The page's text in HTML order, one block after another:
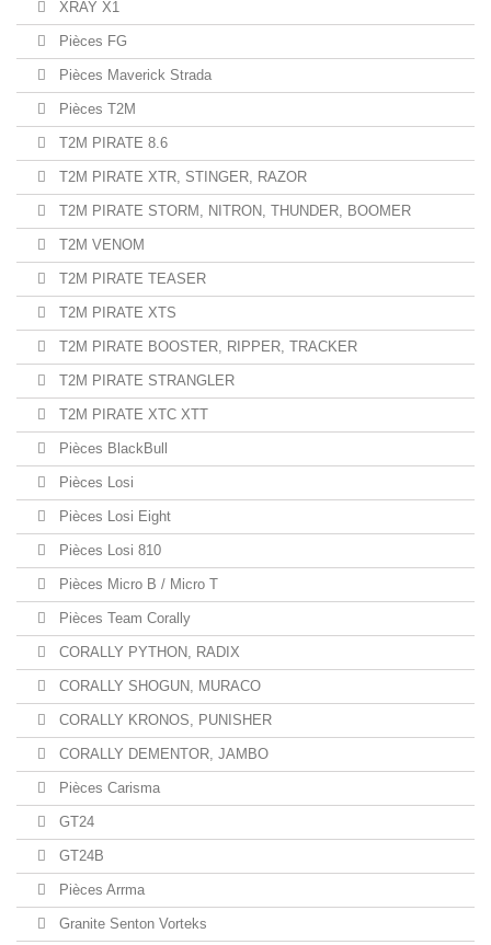
XRAY X1
Pièces FG
Pièces Maverick Strada
Pièces T2M
T2M PIRATE 8.6
T2M PIRATE XTR, STINGER, RAZOR
T2M PIRATE STORM, NITRON, THUNDER, BOOMER
T2M VENOM
T2M PIRATE TEASER
T2M PIRATE XTS
T2M PIRATE BOOSTER, RIPPER, TRACKER
T2M PIRATE STRANGLER
T2M PIRATE XTC XTT
Pièces BlackBull
Pièces Losi
Pièces Losi Eight
Pièces Losi 810
Pièces Micro B / Micro T
Pièces Team Corally
CORALLY PYTHON, RADIX
CORALLY SHOGUN, MURACO
CORALLY KRONOS, PUNISHER
CORALLY DEMENTOR, JAMBO
Pièces Carisma
GT24
GT24B
Pièces Arrma
Granite Senton Vorteks